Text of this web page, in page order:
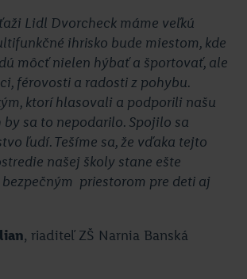
Lidl Dvorcheck máme veľkú
ihrisko bude miestom, kde
môcť nielen hýbať a športovať, ale
férovosti a radosti z pohybu.
ktorí hlasovali a podporili našu
by sa to nepodarilo. Spojilo sa
ľudí. Tešíme sa, že vďaka tejto
našej školy stane ešte
priestorom pre deti aj
, riaditeľ ZŠ Narnia Banská